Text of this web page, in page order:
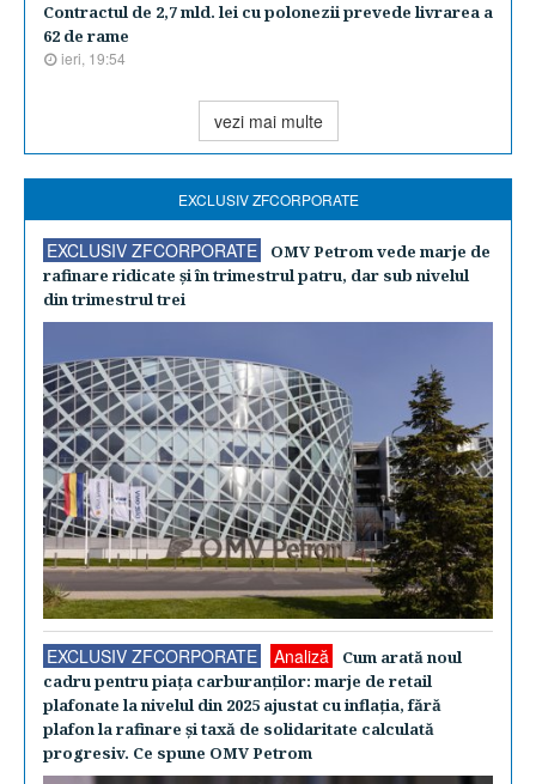
Contractul de 2,7 mld. lei cu polonezii prevede livrarea a
62 de rame
ieri, 19:54
vezi mai multe
EXCLUSIV ZFCORPORATE
EXCLUSIV ZFCORPORATE
OMV Petrom vede marje de
rafinare ridicate şi în trimestrul patru, dar sub nivelul
din trimestrul trei
EXCLUSIV ZFCORPORATE Analiză
Cum arată noul
cadru pentru piaţa carburanţilor: marje de retail
plafonate la nivelul din 2025 ajustat cu inflaţia, fără
plafon la rafinare şi taxă de solidaritate calculată
progresiv. Ce spune OMV Petrom